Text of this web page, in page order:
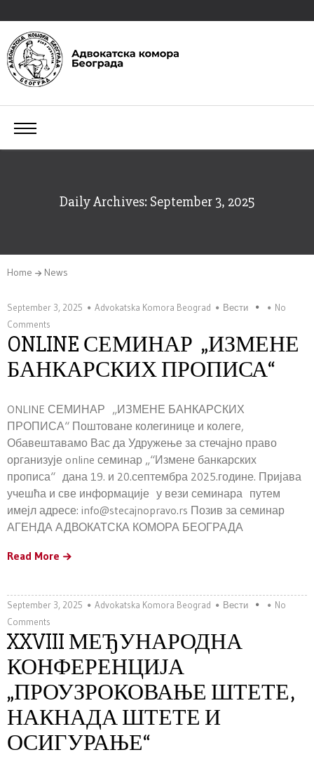
Daily Archives: September 3, 2025
Home News
September 3, 2025 Advokatska Komora Beograd Вести
No
Comments
ONLINE СЕМИНАР „ИЗМЕНЕ
БАНКАРСКИХ ПРОПИСА“
ONLINE СЕМИНАР „ИЗМЕНЕ БАНКАРСКИХ
ПРОПИСА“ Поштоване колегинице и колеге,
Обавештавамо Вас да Удружење за стечајно право
организује online семинар „“Измене банкарских
прописа“ дана 19. и 20.септембра 2025.године. Пријава
учешћа и све информације у вези семинара путем
имејл адресе: info@stecajnopravo.rs Позив за семинар
АГЕНДА АДВОКАТСКА КОМОРА БЕОГРАДА
Read More
September 3, 2025 Advokatska Komora Beograd Вести
No
Comments
XXVIII МЕЂУНАРОДНА
КОНФЕРЕНЦИЈА
„ПРОУЗРОКОВАЊЕ ШТЕТЕ,
НАКНАДА ШТЕТЕ И
ОСИГУРАЊЕ“